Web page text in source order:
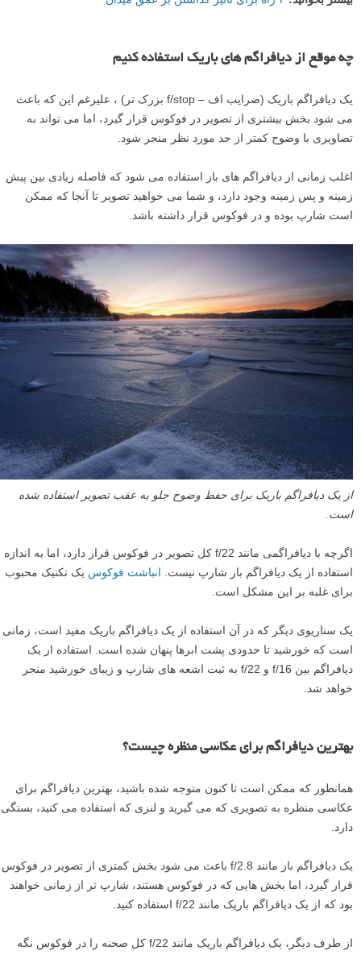
چه موقع از دیافراگم های باریک استفاده کنیم
یک دیافراگم باریک (ضرایب اف – f/stop بزرک تر) ، علیرغم این که باعث
می شود بخش بیشتری از تصویر در فوکوس قرار گیرد، اما می تواند به
تصاویری با وضوح کمتر از حد مورد نظر منجر شود.
اغلب زمانی از دیافراگم های باز استفاده می شود که فاصله زیادی بین پیش
زمینه و پس زمینه وجود دارد، و شما می خواهید تصویر تا آنجا که ممکن
است شارپ بوده و در فوکوس قرار داشته باشد.
از یک دیافراگم باریک برای حفظ وضوح جلو به عقب تصویر استفاده شده
است.
اگرچه با دیافراگمی مانند f/22 کل تصویر در فوکوس قرار دارد، اما به اندازه
استفاده از یک دیافراگم باز شارپ نیست. انباشت فوکوس یک تکنیک محبوب
برای غلبه بر این مشکل است.
یک سناریوی دیگر که در آن استفاده از یک دیافراگم باریک مفید است، زمانی
است که خورشید تا حدودی پشت ابرها پنهان شده است. استفاده از یک
دیافراگم بین f/16 و f/22 به ثبت اشعه های شارپ و زیبای خورشید منجر
خواهد شد.
بهترین دیافراگم برای عکاسی منظره چیست؟
همانطور که ممکن است تا کنون متوجه شده باشید، بهترین دیافراگم برای
عکاسی منظره به تصویری که می گیرید و لنزی که استفاده می کنید، بستگی
دارد.
یک دیافراگم باز مانند f/2.8 باعث می شود بخش کمتری از تصویر در فوکوس
قرار گیرد، اما بخش هایی که در فوکوس هستند، شارپ تر از زمانی خواهند
بود که از یک دیافراگم باریک مانند f/22 استفاده کنید.
از طرف دیگر، یک دیافراگم باریک مانند f/22 کل صحنه را در فوکوس نگه